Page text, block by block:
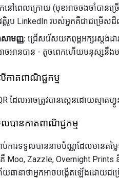
កនៅពេលក្រោយ (មុខអាចចងចាំបានច្រ
វត្តិរូប LinkedIn របស់អ្នកគឺជាជម្រើស
សាមញ្ញ: ជ្រើសរើសយកពុម្ពអក្សរស្តង់ដា
អានបាន - តូចពេកហើយមនុស្សនឹងមា
ាតពាណិជ្ជកម្ម
ដែលអាចត្រូវបានស្កេនដោយស្មាតហ្
បានកាតពាណិជ្ជកម្ម
ាប់ការទទួលបាននាមប័ណ្ណដែលមានត
បគឺ Moo, Zazzle, Overnight
ធានាថាអ្នកអាចបង្កើតឡើងដោយជ